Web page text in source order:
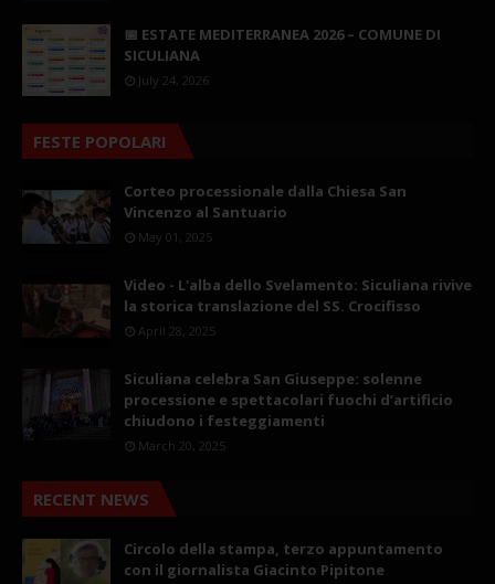
📅 ESTATE MEDITERRANEA 2026 – COMUNE DI
SICULIANA
July 24, 2026
FESTE POPOLARI
Corteo processionale dalla Chiesa San
Vincenzo al Santuario
May 01, 2025
Video - L'alba dello Svelamento: Siculiana rivive
la storica translazione del SS. Crocifisso
April 28, 2025
Siculiana celebra San Giuseppe: solenne
processione e spettacolari fuochi d’artificio
chiudono i festeggiamenti
March 20, 2025
RECENT NEWS
Circolo della stampa, terzo appuntamento
con il giornalista Giacinto Pipitone